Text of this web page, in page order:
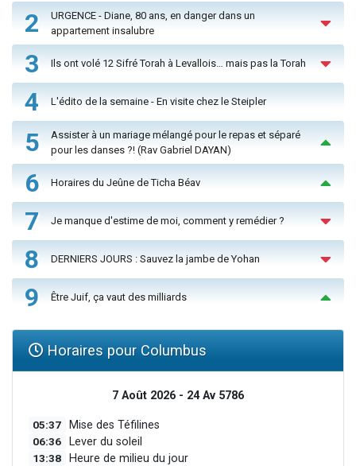
2
URGENCE - Diane, 80 ans, en danger dans un
appartement insalubre
3 Ils ont volé 12 Sifré Torah à Levallois… mais pas la Torah
4 L'édito de la semaine - En visite chez le Steipler
5
Assister à un mariage mélangé pour le repas et séparé
pour les danses ?! (Rav Gabriel DAYAN)
6 Horaires du Jeûne de Ticha Béav
7 Je manque d'estime de moi, comment y remédier ?
8 DERNIERS JOURS : Sauvez la jambe de Yohan
9 Être Juif, ça vaut des milliards
Horaires pour Columbus
7 Août 2026 - 24 Av 5786
05:37 Mise des Téfilines
06:36 Lever du soleil
13:38 Heure de milieu du jour